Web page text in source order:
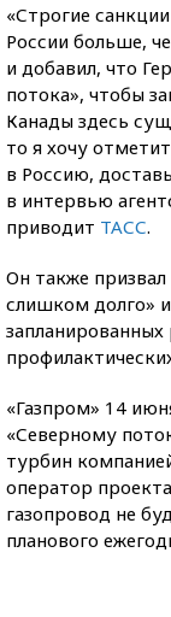
«Строгие
России больше,
и добавил, что
потока», чтобы
Канады здесь
то я хочу
в Россию,
в интервью
приводит ТАСС.
Он также
слишком долго»
«Газпром» 14
«Северному
турбин
оператор
газопровод не
планового